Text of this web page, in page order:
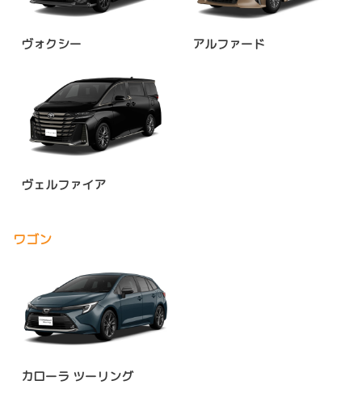
ヴォクシー アルファード
ヴェルファイア
ワゴン
カローラ ツーリング